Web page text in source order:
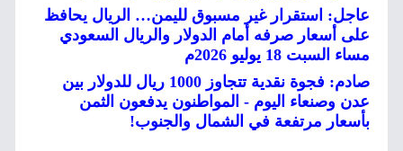
عاجل: استقرار غير مسبوق لليمن… الريال يحافظ
على أسعار صرفه أمام الدولار والريال السعودي
مساء السبت 18 يوليو 2026م
صادم: فجوة نقدية تتجاوز 1000 ريال للدولار بين
عدن وصنعاء اليوم - المواطنون يدفعون الثمن
بأسعار مرتفعة في الشمال والجنوب!